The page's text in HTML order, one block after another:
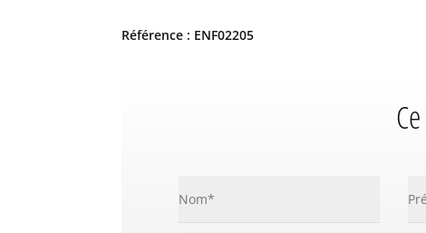
Référence : ENF02205